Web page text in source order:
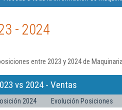
- 2024
entre 2023 y 2024 de
vs 2024 - Ventas
2024
Evolución Posiciones